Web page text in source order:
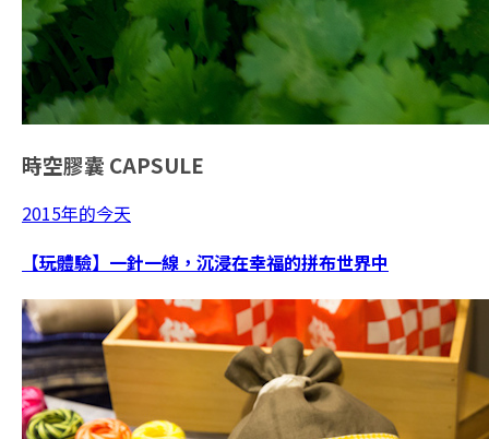
時空膠囊 CAPSULE
2015年的今天
【玩體驗】一針一線，沉浸在幸福的拼布世界中